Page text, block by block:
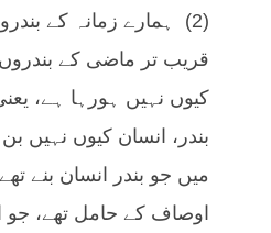
(2) ہمارے زمانہ کے
قریب تر ماضی کے بندروں
کیوں نہیں ہورہا ہے،
بندر، انسان کیوں نہیں
میں جو بندر انسان بنے
اوصاف کے حامل تھے،